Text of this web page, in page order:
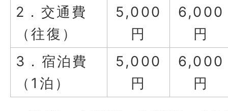
2．交通費
（往復）
5,000
円
6,000
円
3．宿泊費
（1泊）
5,000
円
6,000
円